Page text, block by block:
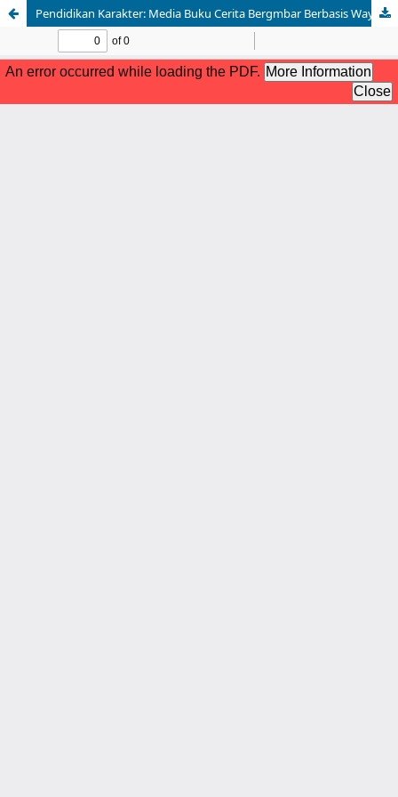
Pendidikan Karakter: Media Buku Cerita Bergmbar Berbasis Wayang Sukuraga untuk Meningkatkan Pemahaman Konsep dalam Materi Tanggung Jawab pada Mata Pelajaran Pendidikan Pancasila